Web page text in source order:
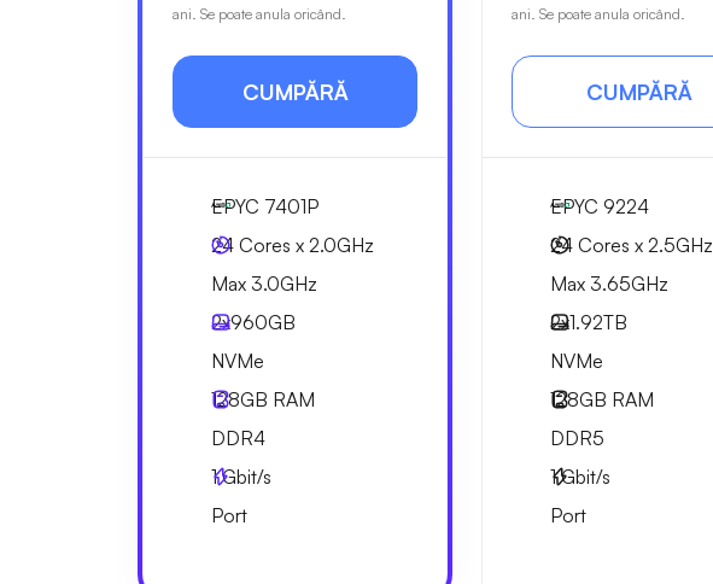
ani. Se poate anula oricând.
CUMPĂRĂ
EPYC 7401P
24 Cores x 2.0GHz
Max 3.0GHz
2x960GB
NVMe
128GB RAM
DDR4
1Gbit/s
Port
ani. Se poate anula oricând.
CUMPĂRĂ
EPYC 9224
24 Cores x 2.5GHz
Max 3.65GHz
2x1.92TB
NVMe
128GB RAM
DDR5
1Gbit/s
Port